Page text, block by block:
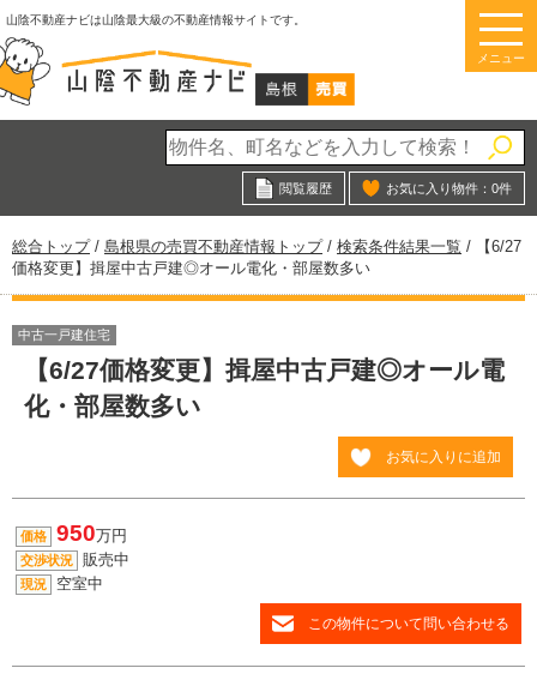
このページの本文へ
山陰不動産ナビは山陰最大級の不動産情報サイトです。
メニュー
閲覧履歴 お気に入り物件： 0件
現
在
の
置：
総合トップ/ 島根県の売買不動産情報トップ/ 検索条件結果一覧 /
【6/27
価格変更】揖屋中古戸建◎オール電化・部屋数多い
中古一戸建住宅
【6/27価格変更】揖屋中古戸建◎オール電
化・部屋数多い
お気に入りに追加
価格 950万円
交渉状況 販売中
現況 空室中
この物件について問い合わせる